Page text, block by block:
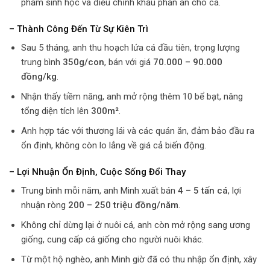
phẩm sinh học và điều chỉnh khẩu phần ăn cho cá.
– Thành Công Đến Từ Sự Kiên Trì
Sau 5 tháng, anh thu hoạch lứa cá đầu tiên, trọng lượng
trung bình 350g/con, bán với giá 70.000 – 90.000
đồng/kg.
Nhận thấy tiềm năng, anh mở rộng thêm 10 bể bạt, nâng
tổng diện tích lên 300m².
Anh hợp tác với thương lái và các quán ăn, đảm bảo đầu ra
ổn định, không còn lo lắng về giá cả biến động.
– Lợi Nhuận Ổn Định, Cuộc Sống Đổi Thay
Trung bình mỗi năm, anh Minh xuất bán 4 – 5 tấn cá, lợi
nhuận ròng 200 – 250 triệu đồng/năm.
Không chỉ dừng lại ở nuôi cá, anh còn mở rộng sang ương
giống, cung cấp cá giống cho người nuôi khác.
Từ một hộ nghèo, anh Minh giờ đã có thu nhập ổn định, xây